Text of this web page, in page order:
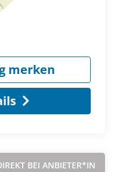
merken
BEI ANBIETER*IN